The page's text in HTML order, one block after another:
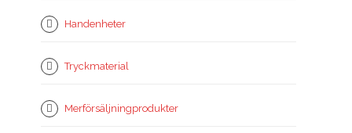
Handenheter
Tryckmaterial
Merförsäljningprodukter